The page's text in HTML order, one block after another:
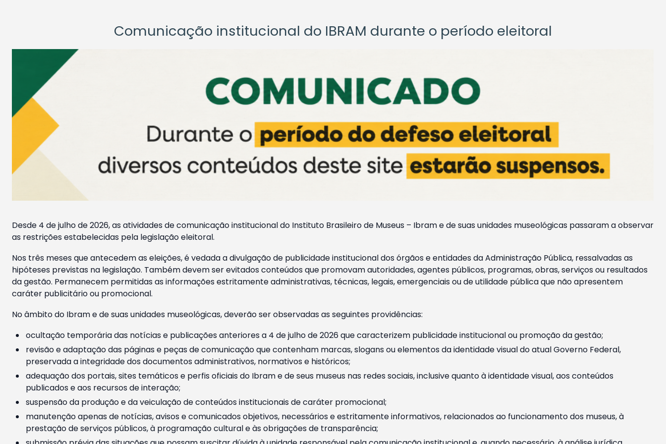
Comunicação institucional do IBRAM durante o período eleitoral
Desde 4 de julho de 2026, as atividades de comunicação institucional do Instituto Brasileiro de Museus – Ibram e de suas unidades museológicas passaram a observar
as restrições estabelecidas pela legislação eleitoral.
Nos três meses que antecedem as eleições, é vedada a divulgação de publicidade institucional dos órgãos e entidades da Administração Pública, ressalvadas as
hipóteses previstas na legislação. Também devem ser evitados conteúdos que promovam autoridades, agentes públicos, programas, obras, serviços ou resultados
da gestão. Permanecem permitidas as informações estritamente administrativas, técnicas, legais, emergenciais ou de utilidade pública que não apresentem
caráter publicitário ou promocional.
No âmbito do Ibram e de suas unidades museológicas, deverão ser observadas as seguintes providências:
ocultação temporária das notícias e publicações anteriores a 4 de julho de 2026 que caracterizem publicidade institucional ou promoção da gestão;
revisão e adaptação das páginas e peças de comunicação que contenham marcas, slogans ou elementos da identidade visual do atual Governo Federal,
preservada a integridade dos documentos administrativos, normativos e históricos;
adequação dos portais, sites temáticos e perfis oficiais do Ibram e de seus museus nas redes sociais, inclusive quanto à identidade visual, aos conteúdos
publicados e aos recursos de interação;
suspensão da produção e da veiculação de conteúdos institucionais de caráter promocional;
manutenção apenas de notícias, avisos e comunicados objetivos, necessários e estritamente informativos, relacionados ao funcionamento dos museus, à
prestação de serviços públicos, à programação cultural e às obrigações de transparência;